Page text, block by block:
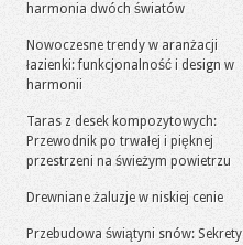
harmonia dwóch światów
Nowoczesne trendy w aranżacji
łazienki: funkcjonalność i design w
harmonii
Taras z desek kompozytowych:
Przewodnik po trwałej i pięknej
przestrzeni na świeżym powietrzu
Drewniane żaluzje w niskiej cenie
Przebudowa świątyni snów: Sekrety